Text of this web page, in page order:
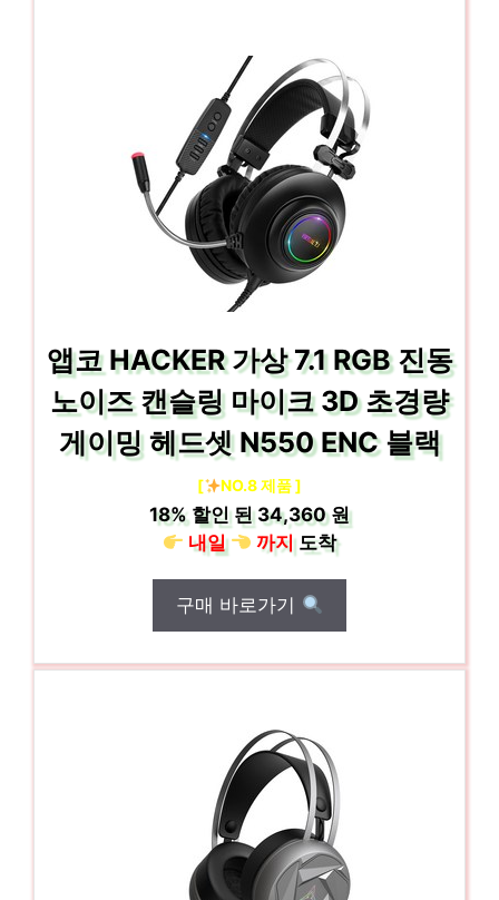
앱코 HACKER 가상 7.1 RGB 진동
노이즈 캔슬링 마이크 3D 초경량
게이밍 헤드셋 N550 ENC 블랙
[ NO.8 제품 ]
18%할인 된34,360 원
내일
까지도착
구매 바로가기